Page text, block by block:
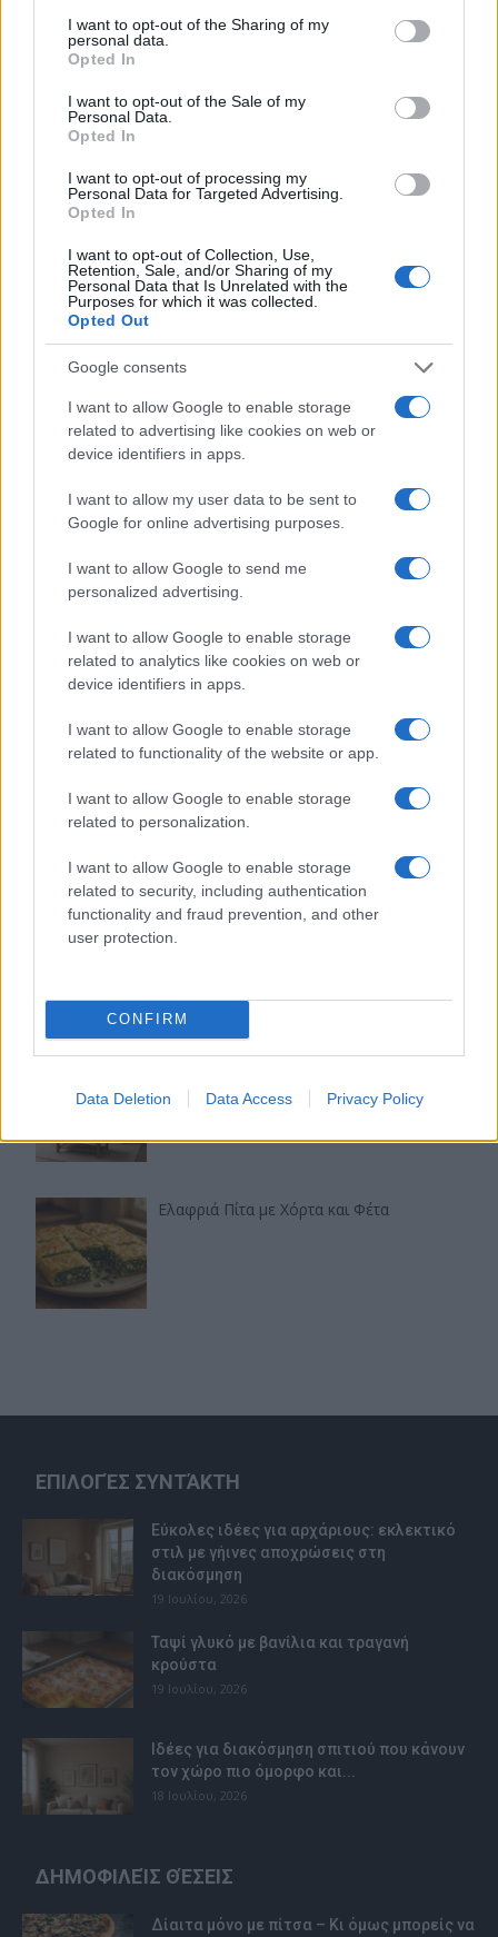
not limited to your visit or usage behaviour. You may click to
grant or deny consent to Google and its third-party tags to
use your data for below specified purposes in below Google
consent section.
I want to opt-out of the Sharing of my
personal data.
Opted In
I want to opt-out of the Sale of my
Personal Data.
Opted In
I want to opt-out of processing my
Personal Data for Targeted Advertising.
Opted In
I want to opt-out of Collection, Use,
Retention, Sale, and/or Sharing of my
Personal Data that Is Unrelated with the
Purposes for which it was collected.
Opted Out
Google consents
I want to allow Google to enable storage
related to advertising like cookies on web or
device identifiers in apps.
I want to allow my user data to be sent to
Google for online advertising purposes.
I want to allow Google to send me
personalized advertising.
I want to allow Google to enable storage
related to analytics like cookies on web or
device identifiers in apps.
I want to allow Google to enable storage
related to functionality of the website or app.
I want to allow Google to enable storage
related to personalization.
I want to allow Google to enable storage
related to security, including authentication
functionality and fraud prevention, and other
user protection.
CONFIRM
Data Deletion Data Access Privacy Policy
Ταψί γλυκό με βανίλια και τραγανή
Ιδέες για διακόσμηση σπιτιού που κάνουν
τον χώρο πιο όμορφο και πιο «δικό σας»
τη διαφορά
καλάθια: έξυπνες ιδέες για τάξη, ζεστασιά
και στυλ
Δροσερό ρόφημα με μέντα και μήλο για
παιδιά
χορταστικό μαγειρευτό με υψηλή πρωτεΐνη
DIY minimal αλλαγές στο μπάνιο με
καλάθια: απλές ιδέες που κάνουν τη
Industrial με τερακότα: πώς να πετύχεις
μοντέρνο αποτέλεσμα με ζεστά, γήινα
χρώματα
Ελαφριά Πίτα με Χόρτα και Φέτα
ΕΠΙΛΟΓΈΣ ΣΥΝΤΆΚΤΗ
Εύκολες ιδέες για αρχάριους: εκλεκτικό
στιλ με γήινες αποχρώσεις στη
διακόσμηση
19 Ιουλίου, 2026
Ταψί γλυκό με βανίλια και τραγανή
κρούστα
19 Ιουλίου, 2026
Ιδέες για διακόσμηση σπιτιού που κάνουν
τον χώρο πιο όμορφο και...
18 Ιουλίου, 2026
ΔΗΜΟΦΙΛΕΊΣ ΘΈΣΕΙΣ
Δίαιτα μόνο με πίτσα – Κι όμως μπορείς να